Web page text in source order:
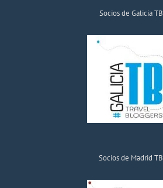
Socios de Galicia TB
Socios de Madrid TB